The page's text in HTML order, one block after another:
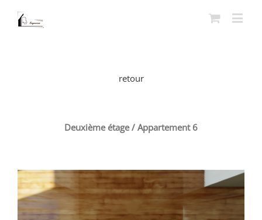
retour
Deuxième étage / Appartement 6